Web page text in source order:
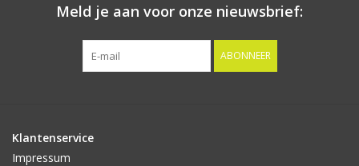
Meld je aan voor onze nieuwsbrief:
ABONNEER
Klantenservice
Impressum